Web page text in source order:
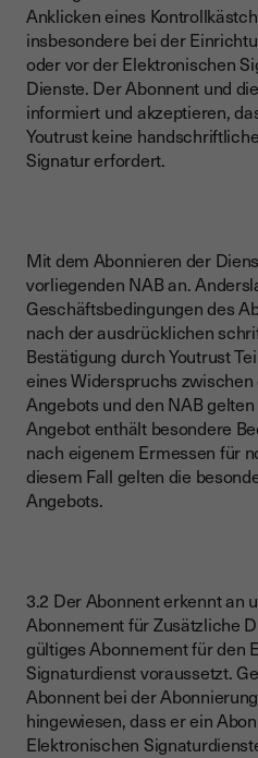
Anklicken eines
insbesondere bei der
oder vor der Elektronischen
Dienste. Der Abonnent und
informiert und akzeptieren,
Youtrust keine
Signatur erfordert.
Mit dem Abonnieren der
vorliegenden NAB an.
Geschäftsbedingungen des
nach der ausdrücklichen
Bestätigung durch Youtrust
eines Widerspruchs
Angebots und den NAB
Angebot enthält besondere
nach eigenem Ermessen für
diesem Fall gelten die
Angebots.
3.2 Der Abonnent erkennt an
Abonnement für Zusätzliche
gültiges Abonnement für den
Signaturdienst voraussetzt.
Abonnent bei der
hingewiesen, dass er ein
Elektronischen